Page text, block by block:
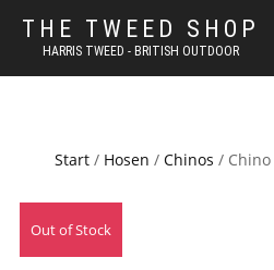
THE TWEED SHOP
HARRIS TWEED - BRITISH OUTDOOR
Start / Hosen / Chinos /
Out of Stock